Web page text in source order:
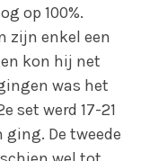
op 100%.
zijn enkel een
kon hij net
was het
set werd 17-21
De tweede